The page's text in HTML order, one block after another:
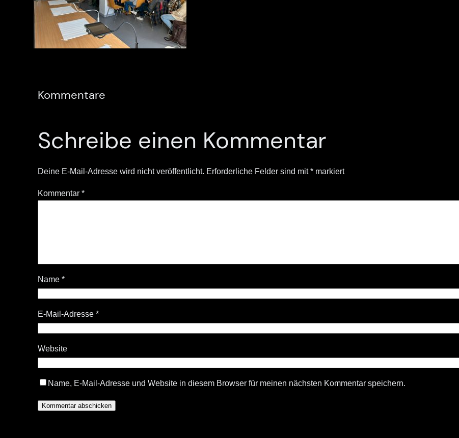
Kommentare
Schreibe einen Kommentar
Deine E-Mail-Adresse wird nicht veröffentlicht. Erforderliche Felder sind mit* markiert
Kommentar *
Name *
E-Mail-Adresse *
Website
Name, E-Mail-Adresse und Website in diesem Browser für meinen nächsten Kommentar speichern.